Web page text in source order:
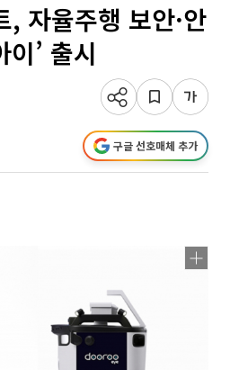
, 자율주행 보안·안
이’ 출시
구글 선호매체 추가